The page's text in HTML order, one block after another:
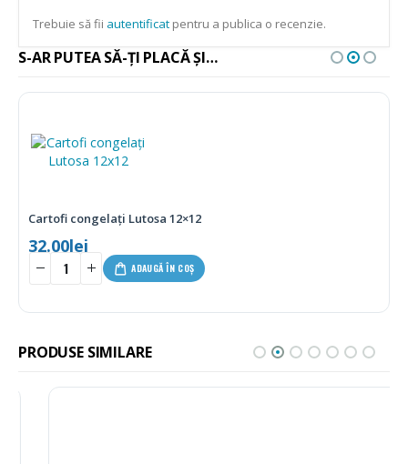
Trebuie să fii autentificat pentru a publica o recenzie.
S-AR PUTEA SĂ-ȚI PLACĂ ȘI…
Cartofi congelați Lutosa 12×12
32.00lei
ADAUGĂ ÎN COȘ
PRODUSE SIMILARE